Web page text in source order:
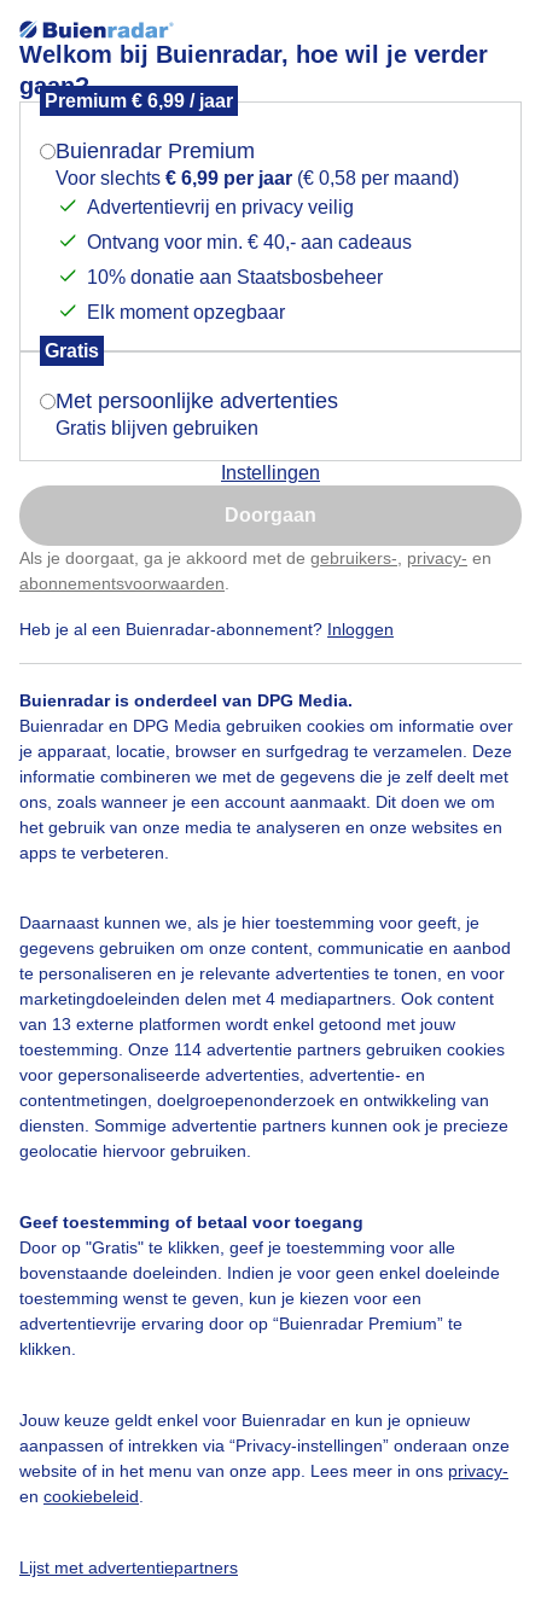
Welkom bij Buienradar, hoe wil je verder
gaan?
Premium € 6,99 / jaar
Buienradar Premium
Voor slechts € 6,99 per jaar (€ 0,58 per maand)
Advertentievrij en privacy veilig
Ontvang voor min. € 40,- aan cadeaus
10% donatie aan Staatsbosbeheer
Elk moment opzegbaar
Gratis
Met persoonlijke advertenties
Gratis blijven gebruiken
Instellingen
Doorgaan
Als je doorgaat, ga je akkoord met de gebruikers- privacy- en
abonnementsvoorwaarden
Heb je al een Buienradar-abonnement? Inloggen
Buienradar is onderdeel van DPG Media.
Buienradar en DPG Media gebruiken cookies om informatie over
je apparaat, locatie, browser en surfgedrag te verzamelen. Deze
informatie combineren we met de gegevens die je zelf deelt met
ons, zoals wanneer je een account aanmaakt. Dit doen we om
het gebruik van onze media te analyseren en onze websites en
apps te verbeteren.
Daarnaast kunnen we, als je hier toestemming voor geeft, je
gegevens gebruiken om onze content, communicatie en aanbod
te personaliseren en je relevante advertenties te tonen, en voor
marketingdoeleinden delen met 4 mediapartners. Ook content
van 13 externe platformen wordt enkel getoond met jouw
toestemming. Onze 114 advertentie partners gebruiken cookies
voor gepersonaliseerde advertenties, advertentie- en
contentmetingen, doelgroepenonderzoek en ontwikkeling van
diensten. Sommige advertentie partners kunnen ook je precieze
geolocatie hiervoor gebruiken.
Geef toestemming of betaal voor toegang
Door op "Gratis" te klikken, geef je toestemming voor alle
bovenstaande doeleinden. Indien je voor geen enkel doeleinde
toestemming wenst te geven, kun je kiezen voor een
advertentievrije ervaring door op “Buienradar Premium” te
klikken.
Jouw keuze geldt enkel voor Buienradar en kun je opnieuw
aanpassen of intrekken via “Privacy-instellingen” onderaan onze
website of in het menu van onze app. Lees meer in ons privacy-
en cookiebeleid
Lijst met advertentiepartners
Fietsers
Prima weer voor de toerfietsers vandaag
Door: Ton Wesselius Gemaakt: 17-07-2025, 56x bekeken
Bekijk slideshow
Een moment geduld aub...
Over Buienradar
Veelgestelde vragen
Contact
Toegankelijkheid
Buienradar Team
Privacy beleid
Privacy instellingen
Mogen we je locatie gebruiken voor het
Indien je hier nog geen akkoord op hebt gegeven,
verschijnt er zo een pop-up uit je browser waarin
Is goed, toon de popup
Nu niet, misschien later
Klik hierom dit aan te passen